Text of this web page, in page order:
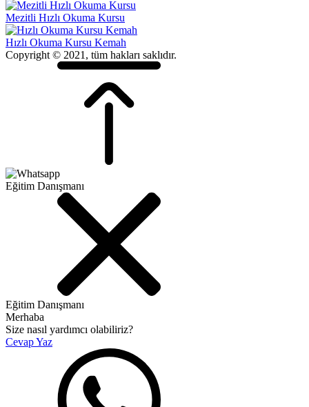
Mezitli Hızlı Okuma Kursu
Hızlı Okuma Kursu Kemah
Copyright © 2021, tüm hakları saklıdır.
Eğitim Danışmanı
Eğitim Danışmanı
Merhaba
Size nasıl yardımcı olabiliriz?
Cevap Yaz